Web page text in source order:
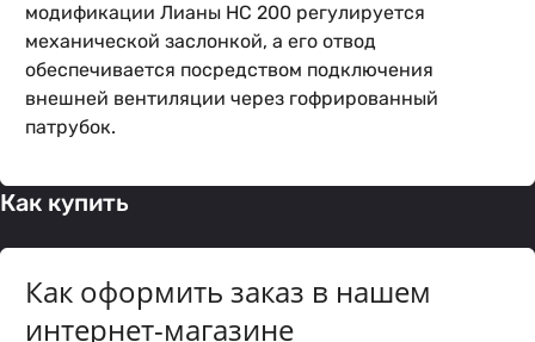
модификации Лианы НС 200 регулируется
механической заслонкой, а его отвод
обеспечивается посредством подключения
внешней вентиляции через гофрированный
патрубок.
Как купить
Как оформить заказ в нашем
интернет-магазине